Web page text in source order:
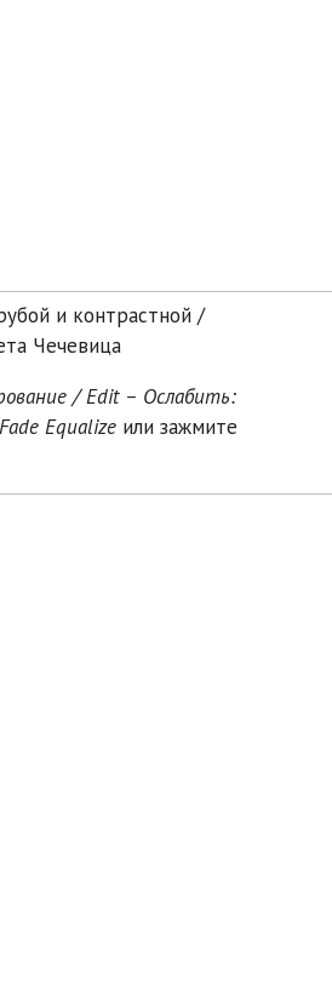
и контрастной /
Чечевица
/ Edit – Ослабить:
Equalize или зажмите